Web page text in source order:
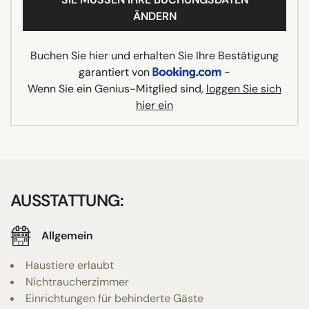
ÄNDERN
Buchen Sie hier und erhalten Sie Ihre Bestätigung
garantiert von
-
Wenn Sie ein Genius-Mitglied sind, loggen Sie sich
hier ein
AUSSTATTUNG:
Allgemein
Haustiere erlaubt
Nichtraucherzimmer
Einrichtungen für behinderte Gäste